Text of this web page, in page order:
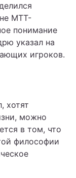
МТТ-
понимание
указал на
игроков.
хотят
можно
в том, что
философии